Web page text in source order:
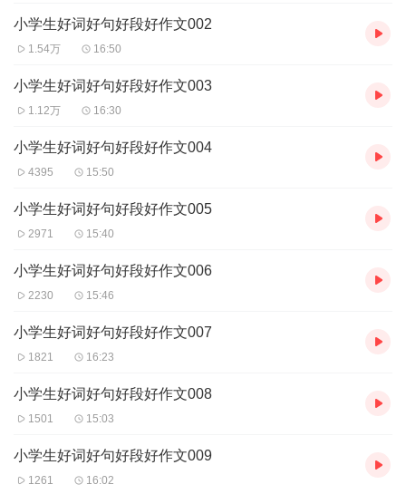
1、本作品为付费有声书，0.4元/集，订阅成功后，即可收听单集，
共计46集。
3、版权归原作者所有，严禁翻录成任何形式，严禁在任何第三方平
4、如在充值/购买环节遇到问题，可以通过页面左上方按钮，分享至
微信内使用微信支付完成购买。
5、在购买过程中，如果你有任何问题，可以在微信搜索公众号
【bestxmly】或搜索【喜马拉雅付费精品】来随时咨询问题，也可
小学生好词好句好段好作文002
1.54万 16:50
小学生好词好句好段好作文003
1.12万 16:30
小学生好词好句好段好作文004
4395 15:50
小学生好词好句好段好作文005
2971 15:40
小学生好词好句好段好作文006
2230 15:46
小学生好词好句好段好作文007
1821 16:23
小学生好词好句好段好作文008
1501 15:03
小学生好词好句好段好作文009
1261 16:02